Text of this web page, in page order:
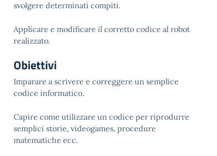
svolgere determinati compiti.
Applicare e modificare il corretto codice al robot
realizzato.
Obiettivi
Imparare a scrivere e correggere un semplice
codice informatico.
Capire come utilizzare un codice per riprodurre
semplici storie, videogames, procedure
matematiche ecc.